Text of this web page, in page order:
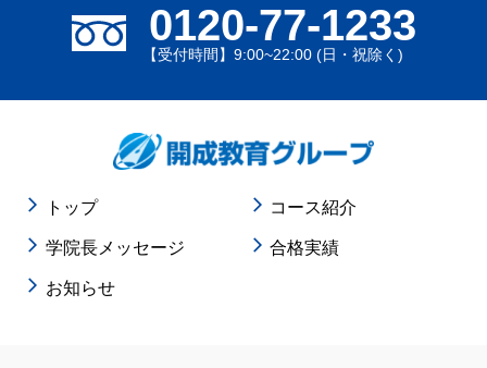
0120-77-1233
【受付時間】9:00~22:00 (日・祝除く)
トップ コース紹介
学院長メッセージ 合格実績
お知らせ